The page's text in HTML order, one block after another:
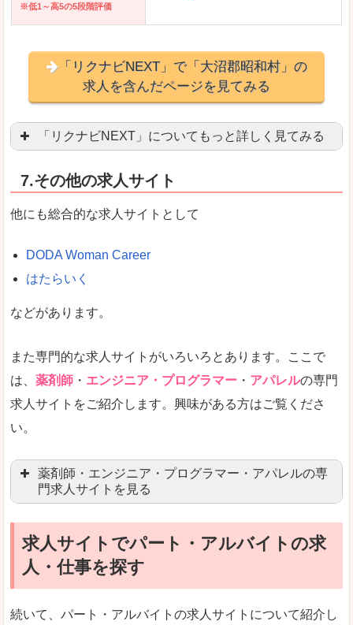
※低1～高5の5段階評価
「リクナビNEXT」で「大沼郡昭和村」の
求人を含んだページを見てみる
「リクナビNEXT」についてもっと詳しく見てみる
良いところ
悪いところ
未経験 未経験の求人もあります
営業職を探している方にとっては、有利なサイト
検索人気キーワードの上位が「40代」「50代」
使いやすさ
文字が大きくて見やすいです。
7.その他の求人サイト
他にも総合的な求人サイトとして
DODA Woman Career
はたらいく
などがあります。
また専門的な求人サイトがいろいろとあります。ここで
は、 薬剤師 ・ エンジニア・プログラマー ・ アパレルの専門
求人サイトをご紹介します。興味がある方はご覧くださ
い。
薬剤師・エンジニア・プログラマー・アパレルの専
門求人サイトを見る
マイナビ薬剤師
リクナビ薬剤師
ファルマスタッフ
薬キャリ(エムスリー)
求人サイトでパート・アルバイトの求
人・仕事を探す
続いて、パート・アルバイトの求人サイトについて紹介し